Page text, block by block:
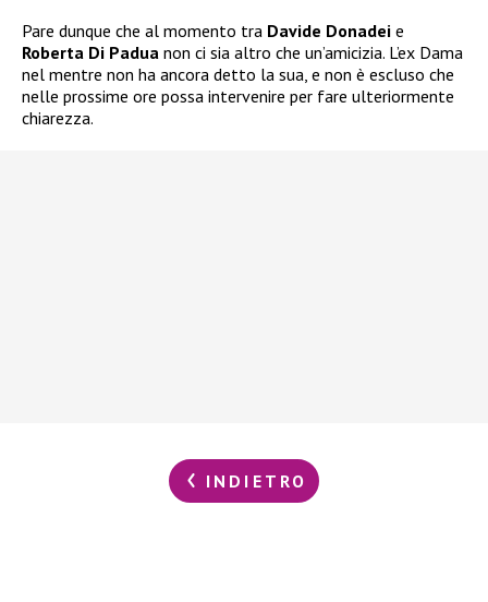
Pare dunque che al momento tra Davide Donadei e
Roberta Di Padua non ci sia altro che un’amicizia. L’ex Dama
nel mentre non ha ancora detto la sua, e non è escluso che
nelle prossime ore possa intervenire per fare ulteriormente
chiarezza.
INDIETRO